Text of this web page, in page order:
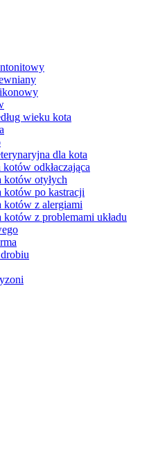
wieku kota
dla kota
odkłaczająca
kotów otyłych
kotów po kastracji
kotów z alergiami
z problemami układu